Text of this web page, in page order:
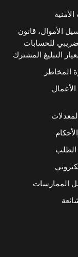
الأموال، قانون
للحسابات
التبليغ المشترك
المخاطر
الطلب
الممارسات